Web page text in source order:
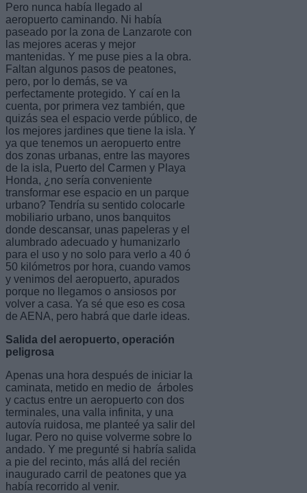
Pero nunca había llegado al
aeropuerto caminando. Ni había
paseado por la zona de Lanzarote con
las mejores aceras y mejor
mantenidas. Y me puse pies a la obra.
Faltan algunos pasos de peatones,
pero, por lo demás, se va
perfectamente protegido. Y caí en la
cuenta, por primera vez también, que
quizás sea el espacio verde público, de
los mejores jardines que tiene la isla. Y
ya que tenemos un aeropuerto entre
dos zonas urbanas, entre las mayores
de la isla, Puerto del Carmen y Playa
Honda, ¿no sería conveniente
transformar ese espacio en un parque
urbano? Tendría su sentido colocarle
mobiliario urbano, unos banquitos
donde descansar, unas papeleras y el
alumbrado adecuado y humanizarlo
para el uso y no solo para verlo a 40 ó
50 kilómetros por hora, cuando vamos
y venimos del aeropuerto, apurados
porque no llegamos o ansiosos por
volver a casa. Ya sé que eso es cosa
de AENA, pero habrá que darle ideas.
Salida del aeropuerto, operación
peligrosa
Apenas una hora después de iniciar la
caminata, metido en medio de árboles
y cactus entre un aeropuerto con dos
terminales, una valla infinita, y una
autovía ruidosa, me planteé ya salir del
lugar. Pero no quise volverme sobre lo
andado. Y me pregunté si habría salida
a pie del recinto, más allá del recién
inaugurado carril de peatones que ya
había recorrido al venir.